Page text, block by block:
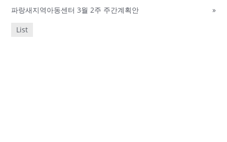
파랑새지역아동센터 3월 2주 주간계획안
»
List